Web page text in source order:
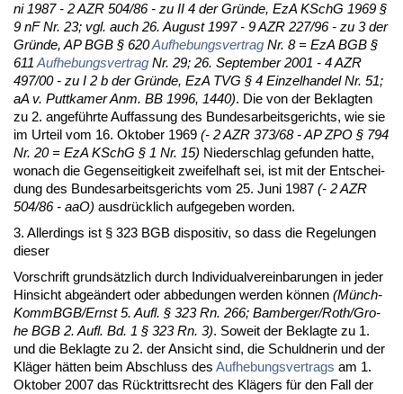
ni 1987 - 2 AZR 504/86 - zu II 4 der Gründe, EzA KSchG 1969 §
9 nF Nr. 23; vgl. auch 26. Au­gust 1997 - 9 AZR 227/96 - zu 3 der
Gründe, AP BGB § 620Auf­he­bungs­ver­trag Nr. 8 = EzA BGB §
611 Auf­he­bungs­ver­trag Nr. 29; 26. Sep­tem­ber 2001 - 4 AZR
497/00 - zu I 2 b der Gründe, EzA TVG § 4 Ein­zel­han­del Nr. 51;
aA v. Putt­ka­mer Anm. BB 1996, 1440). Die von der Be­klag­ten
zu 2. an­geführ­te Auf­fas­sung des Bun­des­ar­beits­ge­richts, wie sie
im Ur­teil vom 16. Ok­to­ber 1969 (- 2 AZR 373/68 - AP ZPO § 794
Nr. 20 = EzA KSchG § 1 Nr. 15) Nie­der­schlag ge­fun­den hat­te,
wo­nach die Ge­gen­sei­tig­keit zwei­fel­haft sei, ist mit der Ent­schei­
dung des Bun­des­ar­beits­ge­richts vom 25. Ju­ni 1987 (- 2 AZR
504/86 - aaO) aus­drück­lich auf­ge­ge­ben wor­den.
3. Al­ler­dings ist § 323 BGB dis­po­si­tiv, so dass die Re­ge­lun­gen
die­ser
Vor­schrift grundsätz­lich durch In­di­vi­du­al­ver­ein­ba­run­gen in je­der
Hin­sicht ab­geändert oder ab­be­dun­gen wer­den können (Münch­
KommBGB/Ernst 5. Aufl. § 323 Rn. 266; Bam­ber­ger/Roth/Gro­
he BGB 2. Aufl. Bd. 1 § 323 Rn. 3). So­weit der Be­klag­te zu 1.
und die Be­klag­te zu 2. der An­sicht sind, die Schuld­ne­rin und der
Kläger hätten beim Ab­schluss des Auf­he­bungs­ver­trags am 1.
Ok­to­ber 2007 das Rück­tritts­recht des Klägers für den Fall der